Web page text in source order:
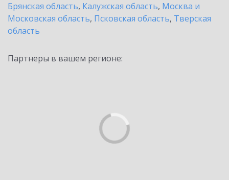
Брянская область, Калужская область, Москва и
Московская область, Псковская область, Тверская
область
Партнеры в вашем регионе: